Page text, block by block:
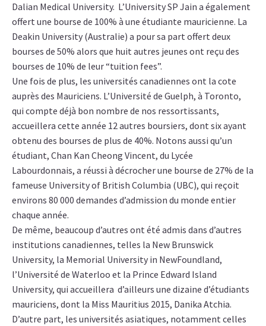
Dalian Medical University. L’University SP Jain a également
offert une bourse de 100% à une étudiante mauricienne. La
Deakin University (Australie) a pour sa part offert deux
bourses de 50% alors que huit autres jeunes ont reçu des
bourses de 10% de leur “tuition fees”.
Une fois de plus, les universités canadiennes ont la cote
auprès des Mauriciens. L’Université de Guelph, à Toronto,
qui compte déjà bon nombre de nos ressortissants,
accueillera cette année 12 autres boursiers, dont six ayant
obtenu des bourses de plus de 40%. Notons aussi qu’un
étudiant, Chan Kan Cheong Vincent, du Lycée
Labourdonnais, a réussi à décrocher une bourse de 27% de la
fameuse University of British Columbia (UBC), qui reçoit
environs 80 000 demandes d’admission du monde entier
chaque année.
De même, beaucoup d’autres ont été admis dans d’autres
institutions canadiennes, telles la New Brunswick
University, la Memorial University in NewFoundland,
l’Université de Waterloo et la Prince Edward Island
University, qui accueillera d’ailleurs une dizaine d’étudiants
mauriciens, dont la Miss Mauritius 2015, Danika Atchia.
D’autre part, les universités asiatiques, notamment celles